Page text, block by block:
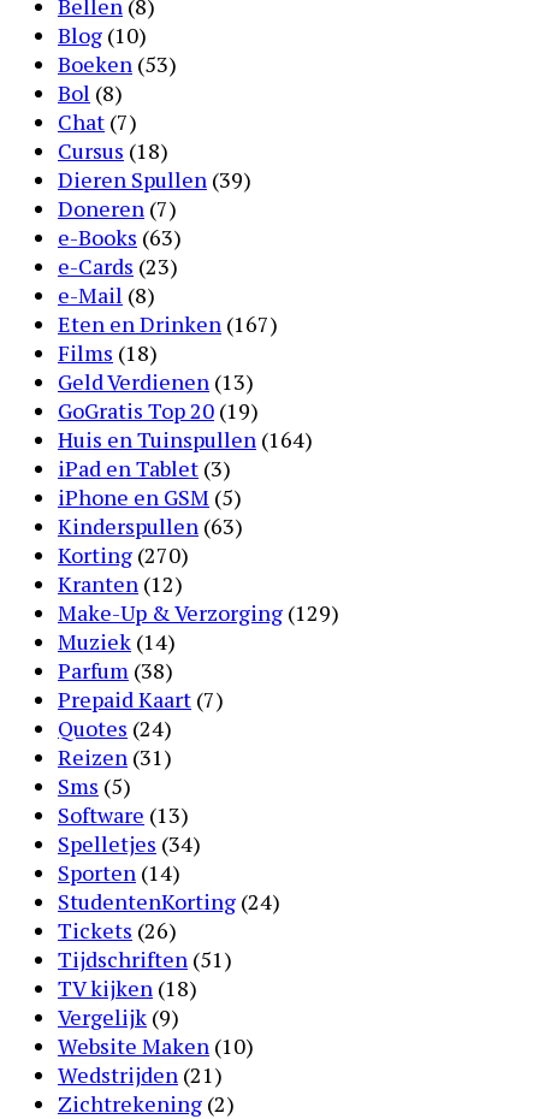
Blog (10)
Boeken (53)
Bol (8)
Chat (7)
Cursus (18)
Dieren Spullen (39)
Doneren (7)
e-Books (63)
e-Cards (23)
e-Mail (8)
Eten en Drinken (167)
Films (18)
Geld Verdienen (13)
GoGratis Top 20 (19)
Huis en Tuinspullen (164)
iPad en Tablet (3)
iPhone en GSM (5)
Kinderspullen (63)
Korting (270)
Kranten (12)
Make-Up & Verzorging (129)
Muziek (14)
Parfum (38)
Prepaid Kaart (7)
Quotes (24)
Reizen (31)
Sms (5)
Software (13)
Spelletjes (34)
Sporten (14)
StudentenKorting (24)
Tickets (26)
Tijdschriften (51)
TV kijken (18)
Vergelijk (9)
Website Maken (10)
Wedstrijden (21)
Zichtrekening (2)